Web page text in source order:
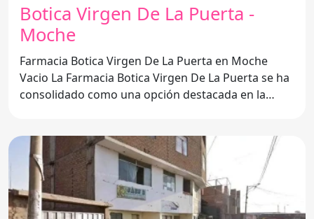
Botica Virgen De La Puerta -
Moche
Farmacia Botica Virgen De La Puerta en Moche
Vacio La Farmacia Botica Virgen De La Puerta se ha
consolidado como una opción destacada en la